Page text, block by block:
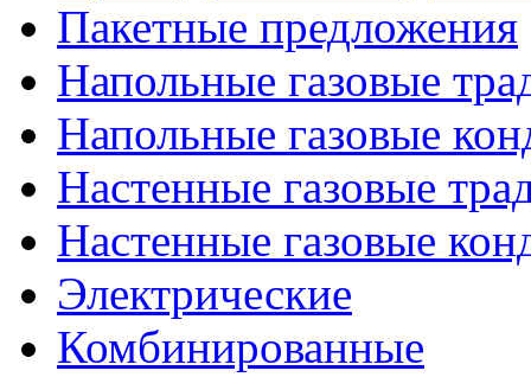
Пакетные предложения
Напольные газовые
Напольные газовые
Настенные газовые
Настенные газовые
Электрические
Комбинированные